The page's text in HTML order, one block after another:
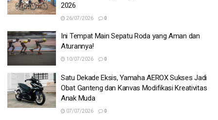
2026
26/07/2026 0
Ini Tempat Main Sepatu Roda yang Aman dan
Aturannya!
10/07/2026 0
Satu Dekade Eksis, Yamaha AEROX Sukses Jadi
Obat Ganteng dan Kanvas Modifikasi Kreativitas
Anak Muda
07/07/2026 0